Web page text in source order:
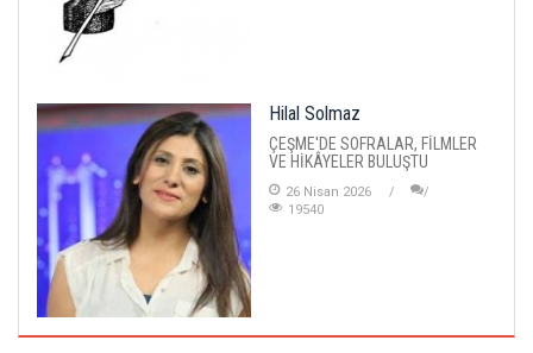
Hilal Solmaz
ÇEŞME'DE SOFRALAR, FİLMLER
VE HİKÂYELER BULUŞTU
26 Nisan 2026
19540